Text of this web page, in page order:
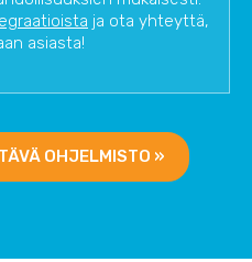
ja ota yhteyttä,
asiasta!
OHJELMISTO »